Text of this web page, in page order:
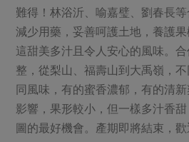
最新產品
優惠專區
素食專區
樂齡友善
養身食補
節慶大餐
高麗菜海鮮煎餅
典藏閱覽室
媒體報導
地區活動
社務會議 地區
難得！林浴沂、喻嘉璧、劉春長
減少用藥，妥善呵護土地，養護
這甜美多汁且令人安心的風味。
整，從梨山、福壽山到大禹嶺，
同風味，有的蜜香濃郁，有的清
影響，果形較小，但一樣多汁香
圖的最好機會。產期即將結束，歡